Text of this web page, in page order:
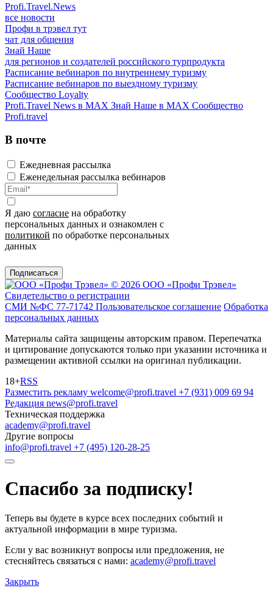
Profi.Travel.News
все новости
Профи в трэвел тут
чат для общения
Знай Наше
для регионов и создателей российского турпродукта
Расписание вебинаров по внутреннему туризму
Расписание вебинаров по выездному туризму
Сообщество Loyalty
Profi.Travel News в MAX Знай Наше в MAX Сообщество
Profi.travel
В почте
Ежедневная рассылка
Еженедельная рассылка вебинаров
Я даю согласие на обработку
персональных данных и ознакомлен с
политикой по обработке персональных
данных
Подписаться
© 2026 ООО «Профи Трэвeл»
Свидетельство о регистрации
СМИ №ФС 77-71742 Пользовательское соглашение Обработка
персональных данных
Материалы сайта защищены авторским правом. Перепечатка
и цитирование допускаются только при указании источника и
размещении активной ссылки на оригинал публикации.
18+RSS
Разместить рекламу welcome@profi.travel +7 (931) 009 69 94
Редакция news@profi.travel
Техническая поддержка
academy@profi.travel
Другие вопросы
info@profi.travel +7 (495) 120-28-25
Спасибо за подписку!
Теперь вы будете в курсе всех последних событий и
актуальной информации в мире туризма.
Если у вас возникнут вопросы или предложения, не
стесняйтесь связаться с нами: academy@profi.travel
Закрыть